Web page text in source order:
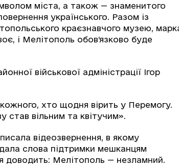
міста, а також — знаменитого
українського. Разом із
краєзнавчого музею,
і Мелітополь обов’язково буде
військової адміністрації Ігор
хто щодня вірить у Перемогу.
став вільним та квітучим».
відеозвернення, в якому
слова підтримки мешканцям
доводить: Мелітополь — незламний.